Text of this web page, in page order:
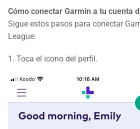
Cómo conectar Garmin a tu cuenta
Sigue estos pasos para conectar
League:
1. Toca el icono del perfil.